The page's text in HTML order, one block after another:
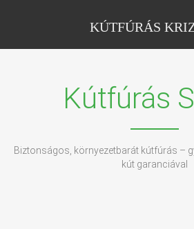
KÚTFÚRÁS
Kútfúrás
Biztonságos, környezetbarát kútfúrás –
kút garanciával